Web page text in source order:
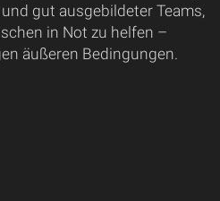
gut ausgebildeter Teams,
in Not zu helfen –
äußeren Bedingungen.